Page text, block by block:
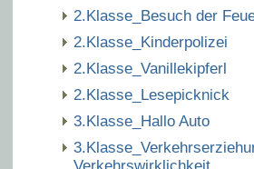
2.Klasse_Besuch der
2.Klasse_Kinderpolizei
2.Klasse_Vanillekipferl
2.Klasse_Lesepicknick
3.Klasse_Hallo Auto